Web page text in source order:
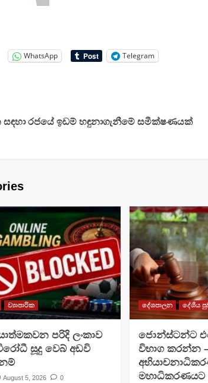
WhatsApp Telegram
රජයේ ඉඩම් හඳුනාගැනීමේ සමීක්ෂණයක්
ව්‍යාපාරික
පරිදි ලංකාව
සූදු වෙබ් අඩවි
August 5, 2026 0
දේශපාලන දේශීය
ජොන්ස්ටන්ට
විභාග කරන්න